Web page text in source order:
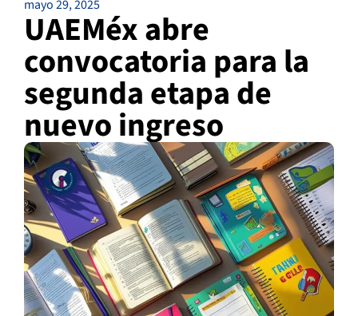
mayo 29, 2025
UAEMéx abre
convocatoria para la
segunda etapa de
nuevo ingreso